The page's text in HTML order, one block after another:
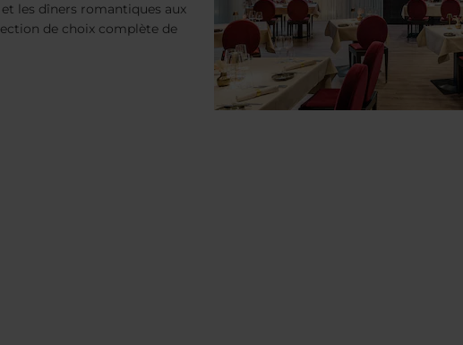
les dîners romantiques aux
de choix complète de